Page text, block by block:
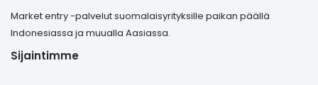
Market entry -palvelut suomalaisyrityksille paikan päällä
Indonesiassa ja muualla Aasiassa.
Sijaintimme